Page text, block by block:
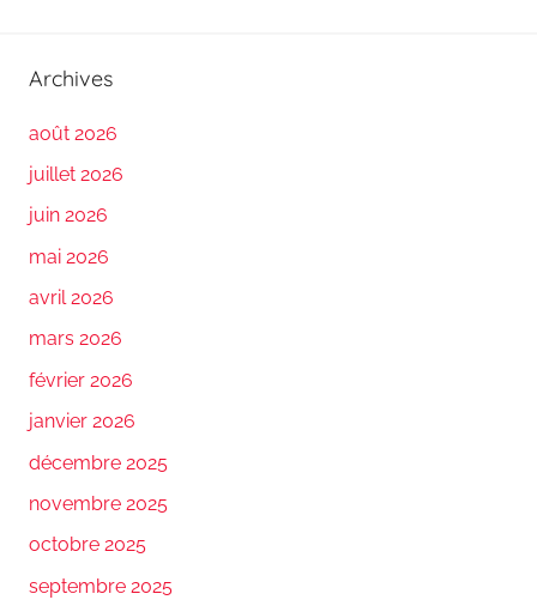
Archives
août 2026
juillet 2026
juin 2026
mai 2026
avril 2026
mars 2026
février 2026
janvier 2026
décembre 2025
novembre 2025
octobre 2025
septembre 2025